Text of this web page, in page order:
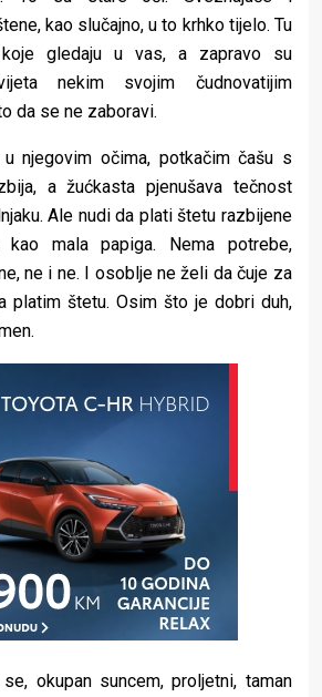
kao slučajno, u to krhko tijelo. Tu
gledaju u vas, a zapravo su
nekim svojim čudnovatijim
da se ne zaboravi.
njegovim očima, potkačim čašu s
a žućkasta pjenušava tečnost
Ale nudi da plati štetu razbijene
mala papiga. Nema potrebe,
ne i ne. I osoblje ne želi da čuje za
platim štetu. Osim što je dobri duh,
okupan suncem, proljetni, taman